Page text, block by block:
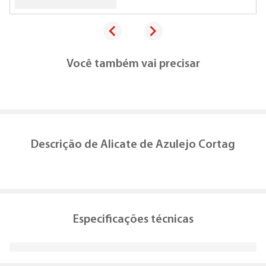
Você também vai precisar
Descrição de Alicate de Azulejo Cortag
Especificações técnicas